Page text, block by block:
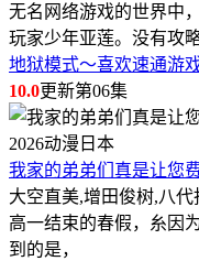
无名网络游戏的世界中
玩家少年亚莲。没有攻
地狱模式～喜欢速通游
10.0更新第06集
2026动漫 日本
我家的弟弟们真是让您
大空直美,增田俊树,八代
高一结束的春假，糸
到的是，